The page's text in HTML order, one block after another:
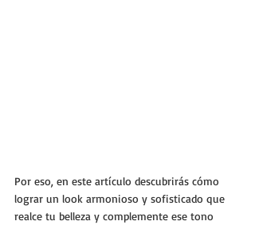
Por eso, en este artículo descubrirás cómo
lograr un look armonioso y sofisticado que
realce tu belleza y complemente ese tono